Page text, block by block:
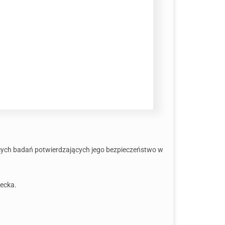
badań potwierdzających jego bezpieczeństwo w